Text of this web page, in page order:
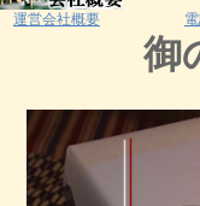
運営会社概要
御